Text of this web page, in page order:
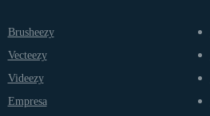
Brusheezy
Vecteezy
Videezy
Empresa